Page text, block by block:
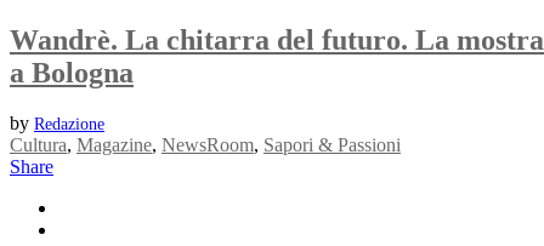
Wandrè. La chitarra del futuro. La mostra
a Bologna
by Redazione
Cultura, Magazine, NewsRoom, Sapori & Passioni
Share